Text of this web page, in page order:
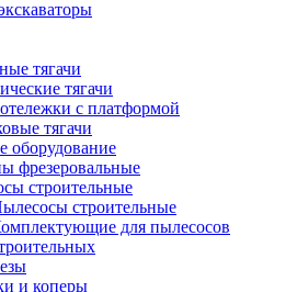
тягачи
тягачи
с платформой
тягачи
оборудование
фрезеровальные
строительные
строительные
для пылесосов
и коперы